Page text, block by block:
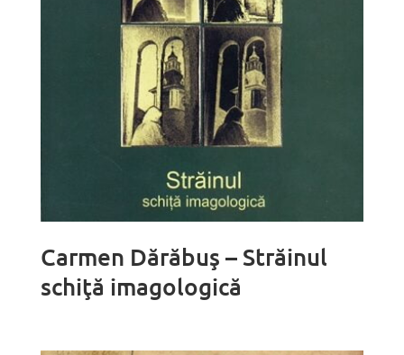
Carmen Dărăbuş – Străinul
schiţă imagologică